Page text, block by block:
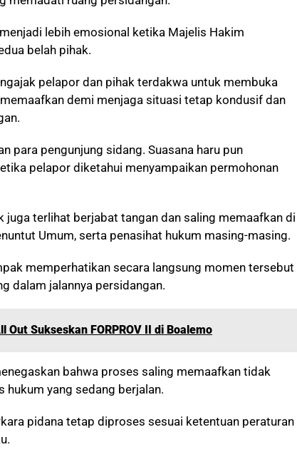
lebih emosional ketika Majelis Hakim
belah pihak.
pelapor dan pihak terdakwa untuk membuka
demi menjaga situasi tetap kondusif dan
para pengunjung sidang. Suasana haru pun
pelapor diketahui menyampaikan permohonan
juga terlihat berjabat tangan dan saling memaafkan di
Umum, serta penasihat hukum masing-masing.
memperhatikan secara langsung momen tersebut
dalam jalannya persidangan.
Out Sukseskan FORPROV II di Boalemo
bahwa proses saling memaafkan tidak
yang sedang berjalan.
pidana tetap diproses sesuai ketentuan peraturan